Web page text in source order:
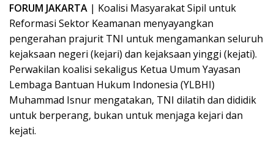
FORUM JAKARTA | Koalisi Masyarakat Sipil untuk
Reformasi Sektor Keamanan menyayangkan
pengerahan prajurit TNI untuk mengamankan seluruh
kejaksaan negeri (kejari) dan kejaksaan yinggi (kejati).
Perwakilan koalisi sekaligus Ketua Umum Yayasan
Lembaga Bantuan Hukum Indonesia (YLBHI)
Muhammad Isnur mengatakan, TNI dilatih dan dididik
untuk berperang, bukan untuk menjaga kejari dan
kejati.